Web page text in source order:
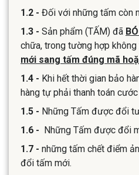
1.2 - Đối với những tấm còn
1.3 - Sản phẩm (TẤM) đã
chữa, trong tường hợp
mới sang tấm đúng mã
1.4 - Khi hết thời gian bảo
hàng tự phải thanh toán
1.5 - Những Tấm được đổi
1.6 - Những Tấm được đổi
1.7 - những tấm chết điểm
đổi tấm mới.